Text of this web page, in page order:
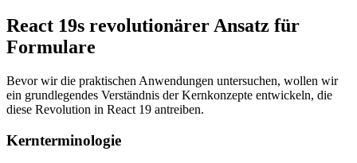
React 19s revolutionärer Ansatz für
Formulare
Bevor wir die praktischen Anwendungen untersuchen, wollen wir
ein grundlegendes Verständnis der Kernkonzepte entwickeln, die
diese Revolution in React 19 antreiben.
Kernterminologie